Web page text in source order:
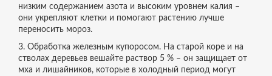
низким содержанием азота и высоким уровнем калия –
они укрепляют клетки и помогают растению лучше
переносить мороз.
3. Обработка железным купоросом. На старой коре и на
стволах деревьев вешайте раствор 5 % – он защищает от
мха и лишайников, которые в холодный период могут